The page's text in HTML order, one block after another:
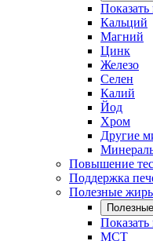
Показать
Кальций
Магний
Цинк
Железо
Селен
Калий
Йод
Хром
Другие
Повышение
Поддержка
Полезные
Показать
MCT